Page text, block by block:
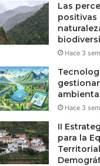
Las
positivas
Hace 3
Hace 3
II
para la